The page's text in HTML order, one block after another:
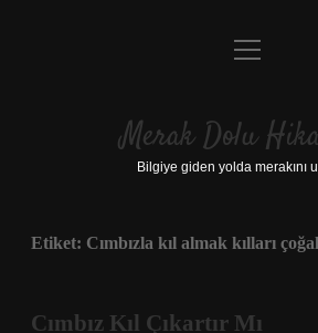
Anasayfa
Yasal Uyarı
menüyü
Merak Dolu
Bilgiye giden yolda merakını
Etiket: Cımbızla kıl almak kılları
Cımbız Kıl Çıkartır Mı